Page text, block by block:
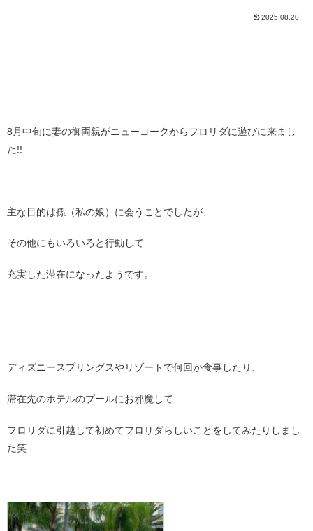
2025.08.20
8月中旬に妻の御両親がニューヨークからフロリダに遊びに来まし
た!!
主な目的は孫（私の娘）に会うことでしたが、
その他にもいろいろと行動して
充実した滞在になったようです。
ディズニースプリングスやリゾートで何回か食事したり、
滞在先のホテルのプールにお邪魔して
フロリダに引越して初めてフロリダらしいことをしてみたりしまし
た笑